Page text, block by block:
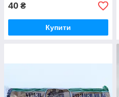
40 ₴
Купити